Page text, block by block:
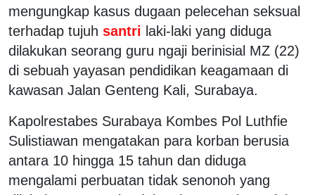
mengungkap kasus dugaan pelecehan seksual
terhadap tujuh santri laki-laki yang diduga
dilakukan seorang guru ngaji berinisial MZ (22)
di sebuah yayasan pendidikan keagamaan di
kawasan Jalan Genteng Kali, Surabaya.
Kapolrestabes Surabaya Kombes Pol Luthfie
Sulistiawan mengatakan para korban berusia
antara 10 hingga 15 tahun dan diduga
mengalami perbuatan tidak senonoh yang